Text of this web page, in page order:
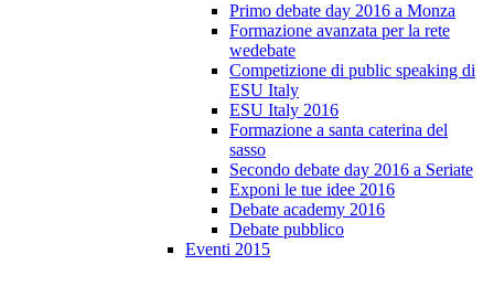
Primo debate day 2016 a Monza
Formazione avanzata per la rete
wedebate
Competizione di public speaking di
ESU Italy
ESU Italy 2016
Formazione a santa caterina del
sasso
Secondo debate day 2016 a Seriate
Exponi le tue idee 2016
Debate academy 2016
Debate pubblico
Eventi 2015